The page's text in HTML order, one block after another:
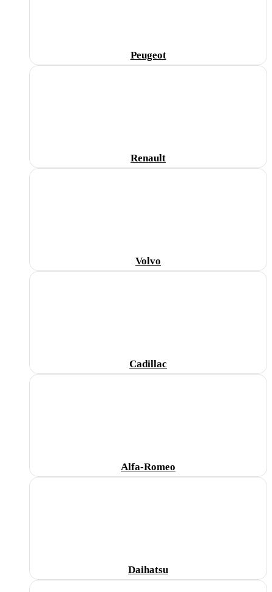
Peugeot
Renault
Volvo
Cadillac
Alfa-Romeo
Daihatsu